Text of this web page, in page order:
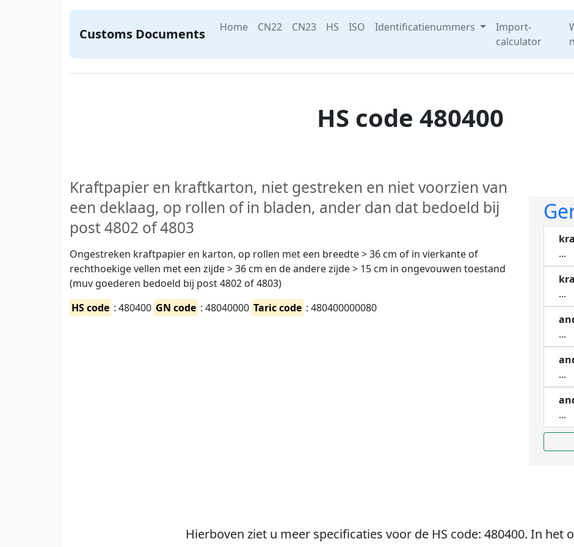
Customs Documents Home CN22 CN23 HS ISO Identificatienummers
Import-
calculator
HS code 480400
Kraftpapier en kraftkarton, niet gestreken en niet voorzien van
een deklaag, op rollen of in bladen, ander dan dat bedoeld bij
post 4802 of 4803
Ongestreken kraftpapier en karton, op rollen met een breedte > 36 cm of in vierkante of
rechthoekige vellen met een zijde > 36 cm en de andere zijde > 15 cm in ongevouwen toestand
(muv goederen bedoeld bij post 4802 of 4803)
HS code : 480400 GN code : 48040000 Taric code : 480400000080
...
...
...
...
...
Hierboven ziet u meer specificaties voor de HS code: 480400. In het